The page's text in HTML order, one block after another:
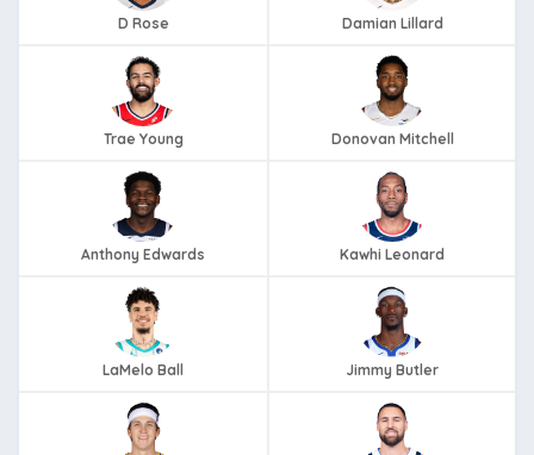
D Rose Damian Lillard
Trae Young Donovan Mitchell
Anthony Edwards Kawhi Leonard
LaMelo Ball Jimmy Butler